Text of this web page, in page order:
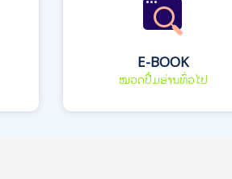
E-BOOK
ໝວດປື້ມອ່ານທົ່ວໄປ